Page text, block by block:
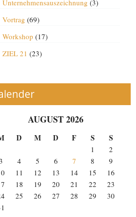
Unternehmensauszeichnung (3)
Vortrag (69)
Workshop (17)
ZIEL 21 (23)
AUGUST 2026
D M D F S S
1
2
4 5 6 7 8
9
11 12 13 14 15
16
18 19 20 21 22
23
25 26 27 28 29
30